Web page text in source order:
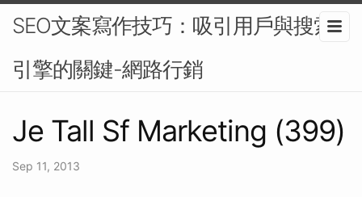
SEO文案寫作技巧：吸引用戶與搜索
引擎的關鍵-網路行銷
Je Tall Sf Marketing (399)
Sep 11, 2013